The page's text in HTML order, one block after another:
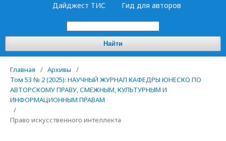
Дайджест ТИС Гид для авторов
Найти
Главная / Архивы
/
Том 53 № 2 (2025): НАУЧНЫЙ ЖУРНАЛ КАФЕДРЫ ЮНЕСКО ПО
АВТОРСКОМУ ПРАВУ, СМЕЖНЫМ, КУЛЬТУРНЫМ И
ИНФОРМАЦИОННЫМ ПРАВАМ
/
Право искусственного интеллекта